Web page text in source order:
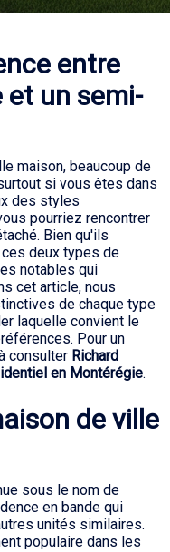
entre
et un semi-
maison, beaucoup de
si vous êtes dans
des styles
pourriez rencontrer
Bien qu'ils
deux types de
notables qui
cet article, nous
de chaque type
laquelle convient le
Pour un
consulter Richard
en Montérégie.
de ville
sous le nom de
en bande qui
unités similaires.
populaire dans les